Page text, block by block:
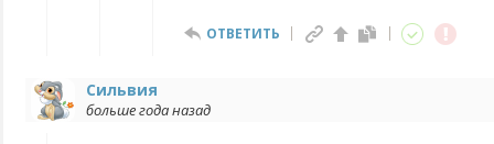
ОТВЕТИТЬ
Сильвия
больше года назад